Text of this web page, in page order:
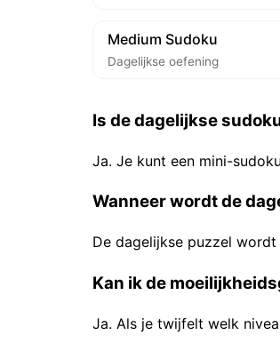
Medium Sudoku
Dagelijkse oefening
Is de dagelijkse
Ja. Je kunt een mini-
Wanneer wordt de
De dagelijkse puzzel
Kan ik de
Ja. Als je twijfelt welk